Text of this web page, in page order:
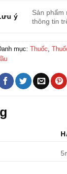
ý
Sản phẩm
thông tin
mục: Thuốc,